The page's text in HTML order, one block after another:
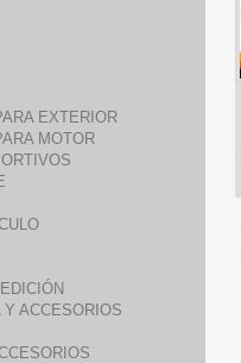
EXTERIOR
MOTOR
Y ACCESORIOS